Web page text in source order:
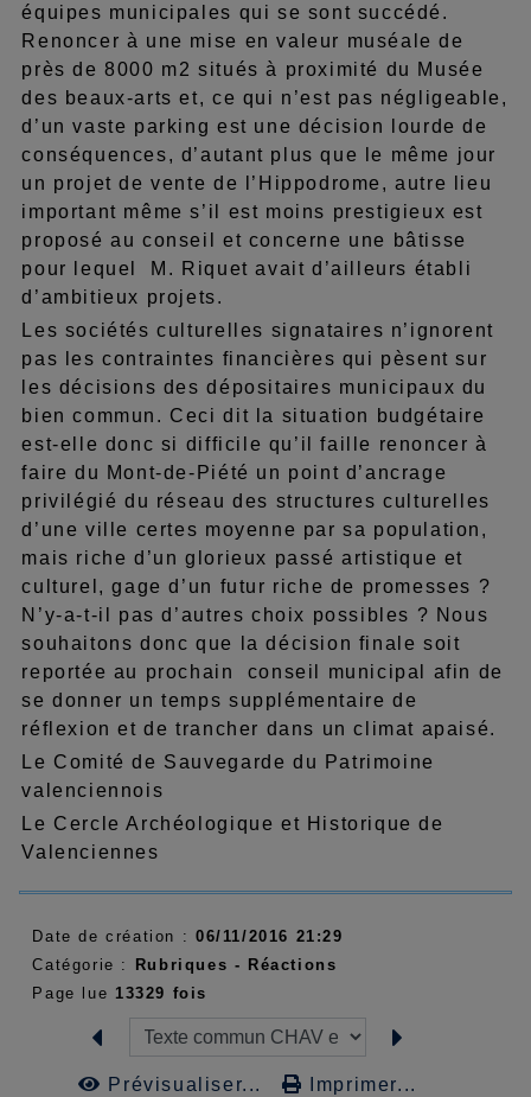
équipes municipales qui se sont succédé.
Renoncer à une mise en valeur muséale de
près de 8000 m2 situés à proximité du Musée
des beaux-arts et, ce qui n’est pas négligeable,
d’un vaste parking est une décision lourde de
conséquences, d’autant plus que le même jour
un projet de vente de l’Hippodrome, autre lieu
important même s’il est moins prestigieux est
proposé au conseil et concerne une bâtisse
pour lequel M. Riquet avait d’ailleurs établi
d’ambitieux projets.
Les sociétés culturelles signataires n’ignorent
pas les contraintes financières qui pèsent sur
les décisions des dépositaires municipaux du
bien commun. Ceci dit la situation budgétaire
est-elle donc si difficile qu’il faille renoncer à
faire du Mont-de-Piété un point d’ancrage
privilégié du réseau des structures culturelles
d’une ville certes moyenne par sa population,
mais riche d’un glorieux passé artistique et
culturel, gage d’un futur riche de promesses ?
N’y-a-t-il pas d’autres choix possibles ? Nous
souhaitons donc que la décision finale soit
reportée au prochain conseil municipal afin de
se donner un temps supplémentaire de
réflexion et de trancher dans un climat apaisé.
Le Comité de Sauvegarde du Patrimoine
valenciennois
Le Cercle Archéologique et Historique de
Valenciennes
Date de création : 06/11/2016 21:29
Catégorie :
Rubriques - Réactions
Page lue 13329 fois
Prévisualiser... Imprimer...